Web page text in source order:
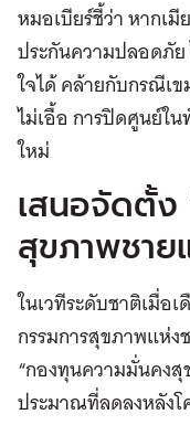
หมอเบียร์ชี้ว่า หากเ
ประกันความปลอดภั
ใจได้ คล้ายกับกรณีเ
ไม่เอื้อ การปิดศูนย์ใ
ใหม่
เสนอจัดตั้
สุขภาพชาย
ในเวทีระดับชาติเมื่อ
กรรมการสุขภาพแห่
“กองทุนความมั่นคงสุ
ประมาณที่ลดลงหลังโ